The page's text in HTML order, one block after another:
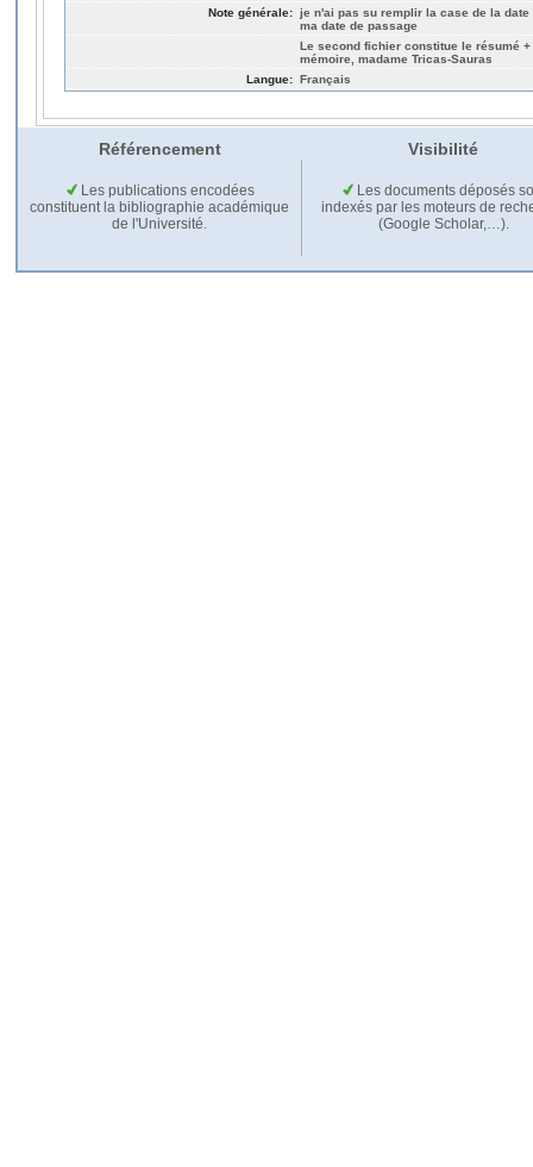
Note générale: je n'ai pas su remplir la case de la
ma date de passage
Le second fichier constitue le résumé
mémoire, madame Tricas-Sauras
Langue: Français
Référencement Visibilité
Les publications encodées
constituent la bibliographie académique
de l'Université.
Les documents déposés
indexés par les moteurs de
(Google Scholar,…).